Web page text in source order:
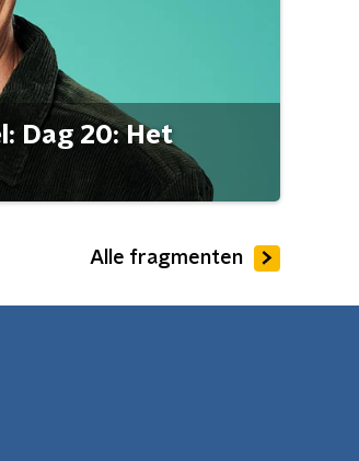
Dag 20: Het
Alle fragmenten